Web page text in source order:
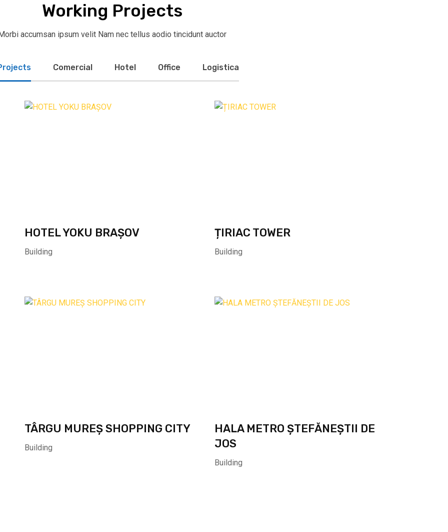
Working Projects
accumsan ipsum velit Nam nec tellus aodio tincidunt auctor
Comercial Hotel Office Logistica
HOTEL YOKU BRAȘOV
Building
ȚIRIAC TOWER
Building
TÂRGU MUREȘ SHOPPING CITY
Building
HALA METRO ȘTEFĂNEȘTII DE
JOS
Building